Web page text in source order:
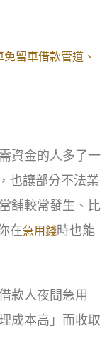
留車借款管道、
資金的人多了一
也讓部分不法業
舖較常發生、比
在急用錢時也能
款人夜間急用
成本高」而收取